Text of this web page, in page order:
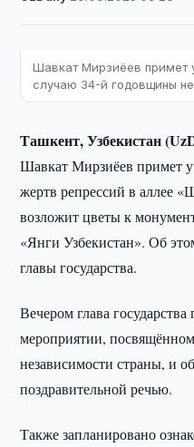
Шавкат Мирзиёев примет
случаю 34-й годовщины
Ташкент, Узбекистан
Шавкат Мирзиёев примет
жертв репрессий в аллее
возложит цветы к
«Янги Узбекистан». Об
главы государства.
Вечером глава
мероприятии,
независимости страны, и
поздравительной речью.
Также запланировано